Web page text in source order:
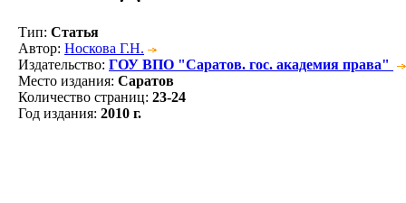
Тип: Статья
Автор: Носкова Г.Н.
Издательство: ГОУ ВПО "Саратов. гос. академия права"
Место издания: Саратов
Количество страниц: 23-24
Год издания: 2010 г.